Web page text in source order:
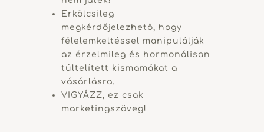
Erkölcsileg
megkérdőjelezhető, hogy
félelemkeltéssel manipulálják
az érzelmileg és hormonálisan
túltelített kismamákat a
vásárlásra.
VIGYÁZZ, ez csak
marketingszöveg!